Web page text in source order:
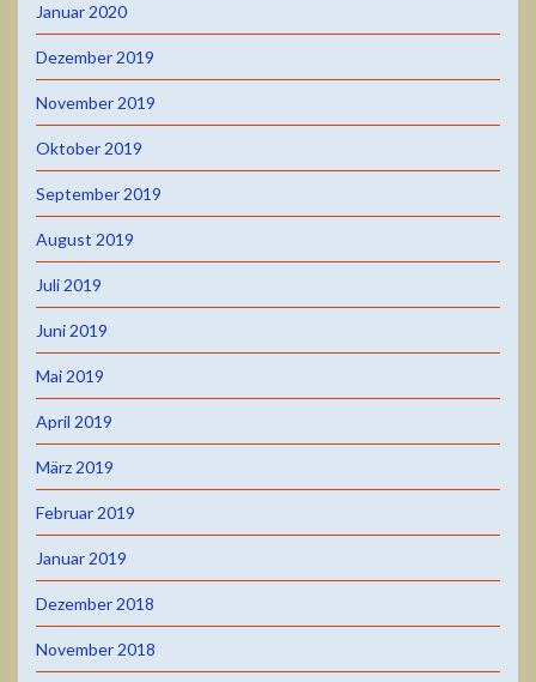
Januar 2020
Dezember 2019
November 2019
Oktober 2019
September 2019
August 2019
Juli 2019
Juni 2019
Mai 2019
April 2019
März 2019
Februar 2019
Januar 2019
Dezember 2018
November 2018